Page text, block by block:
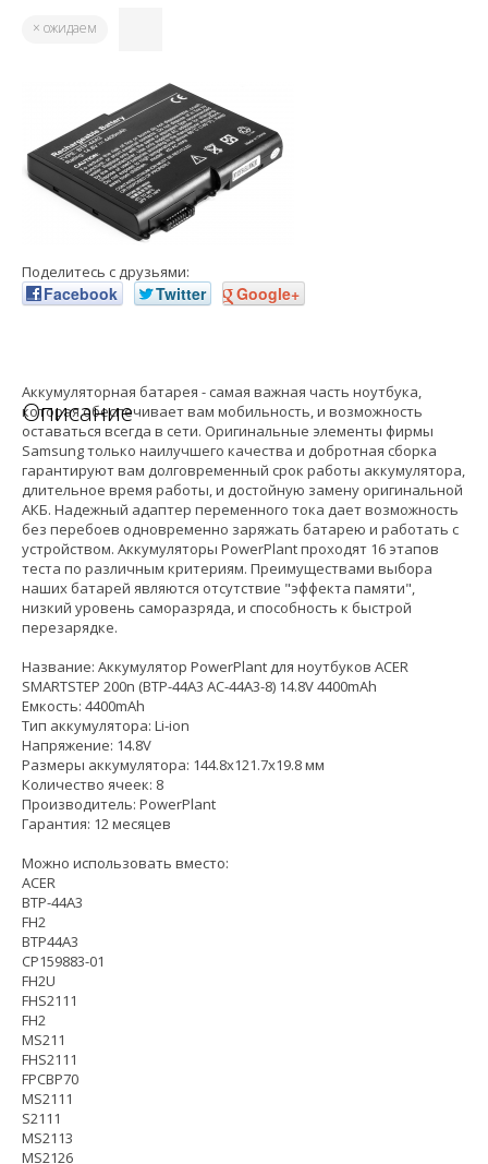
× ожидаем
Поделитесь с друзьями:
Facebook Twitter Google+
Описание
Аккумуляторная батарея - самая важная часть ноутбука,
которая обеспечивает вам мобильность, и возможность
оставаться всегда в сети. Оригинальные элементы фирмы
Samsung только наилучшего качества и добротная сборка
гарантируют вам долговременный срок работы аккумулятора,
длительное время работы, и достойную замену оригинальной
АКБ. Надежный адаптер переменного тока дает возможность
без перебоев одновременно заряжать батарею и работать с
устройством. Аккумуляторы PowerPlant проходят 16 этапов
теста по различным критериям. Преимуществами выбора
наших батарей являются отсутствие "эффекта памяти",
низкий уровень саморазряда, и способность к быстрой
перезарядке.
Название: Аккумулятор PowerPlant для ноутбуков ACER
SMARTSTEP 200n (BTP-44A3 AC-44A3-8) 14.8V 4400mAh
Емкость: 4400mAh
Тип аккумулятора: Li-ion
Напряжение: 14.8V
Размеры аккумулятора: 144.8x121.7x19.8 мм
Количество ячеек: 8
Производитель: PowerPlant
Гарантия: 12 месяцев
Можно использовать вместо:
ACER
BTP-44A3
FH2
BTP44A3
CP159883-01
FH2U
FHS2111
FH2
MS211
FHS2111
FPCBP70
MS2111
S2111
MS2113
MS2126